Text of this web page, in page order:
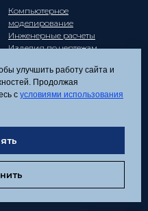
Компьютерное
моделирование
Инженерные расчеты
Изделия по чертежам
Политика
Согласие на обработку
персональных данных
Соглашение об
улучшить работу сайта и
Продолжая
с условиями использования